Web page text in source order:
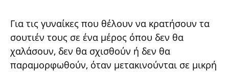
Για τις γυναίκες που θέλουν να κρατήσουν τα
σουτιέν τους σε ένα μέρος όπου δεν θα
χαλάσουν, δεν θα σχισθούν ή δεν θα
παραμορφωθούν, όταν μετακινούνται σε μικρή